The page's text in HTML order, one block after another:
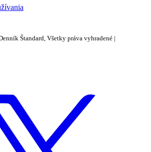
Štandard, Všetky práva vyhradené |